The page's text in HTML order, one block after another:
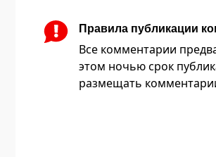
Правила публикации
Все комментарии
этом ночью срок
размещать